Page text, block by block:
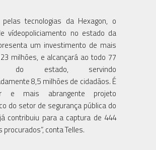
pelas tecnologias da Hexagon, o
vídeopoliciamento no estado da
um investimento de mais
milhões, e alcançará ao todo 77
do estado, servindo
8,5 milhões de cidadãos. É
e mais abrangente projeto
do setor de segurança pública do
contribuiu para a captura de 444
procurados”, conta Telles.